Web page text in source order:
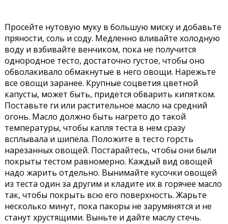
Просейте нутовую муку в большую миску и добавьте
пряности, соль и соду. Медленно вливайте холодную
воду и взбивайте венчиком, пока не получится
однородное тесто, достаточно густое, чтобы оно
обволакивало обмакнутые в него овощи. Нарежьте
все овощи заранее. Крупные соцветия цветной
капусты, может быть, придется обварить кипятком.
Поставьте ги или растительное масло на средний
огонь. Масло должно быть нагрето до такой
температуры, чтобы капля теста в нем сразу
всплывала и шипела. Положите в тесто горсть
нарезанных овощей. Постарайтесь, чтобы они были
покрыты тестом равномерно. Каждый вид овощей
надо жарить отдельно. Вынимайте кусочки овощей
из теста один за другим и кладите их в горячее масло
так, чтобы покрыть всю его поверхность. Жарьте
несколько минут, пока пакоры не зарумянятся и не
станут хрустящими. Выньте и дайте маслу стечь.